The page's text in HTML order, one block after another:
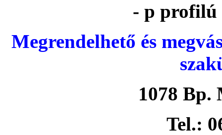
- p profilú
Megrendelhető és
1078 Bp.
Tel.: